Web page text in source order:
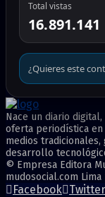
Total vistas
16.891.141
¿Quieres este
Nace un diario
oferta periodística
medios
desarrollo
© Empresa Editora
mudosocial.com Lima
Facebook Twitter